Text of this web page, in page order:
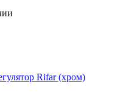
Rifar (хром)